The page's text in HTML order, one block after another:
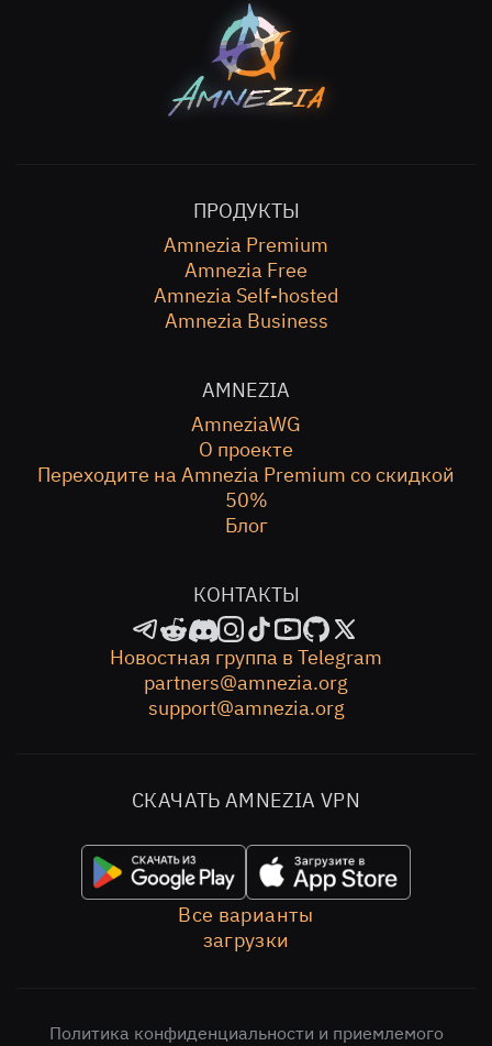
ПРОДУКТЫ
Amnezia Premium
Amnezia Free
Amnezia Self-hosted
Amnezia Business
AMNEZIA
AmneziaWG
О проекте
Переходите на Amnezia Premium со скидкой
50%
Блог
КОНТАКТЫ
Новостная группа в Telegram
partners@amnezia.org
support@amnezia.org
СКАЧАТЬ AMNEZIA VPN
Все варианты
загрузки
Политика конфиденциальности и приемлемого